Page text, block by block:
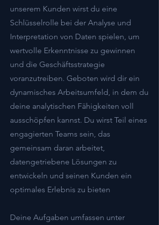
unserem Kunden wirst du eine
Schlüsselrolle bei der Analyse und
Interpretation von Daten spielen, um
wertvolle Erkenntnisse zu gewinnen
und die Geschäftsstrategie
voranzutreiben. Geboten wird dir ein
dynamisches Arbeitsumfeld, in dem du
deine analytischen Fähigkeiten voll
ausschöpfen kannst. Du wirst Teil eines
engagierten Teams sein, das
gemeinsam daran arbeitet,
datengetriebene Lösungen zu
entwickeln und seinen Kunden ein
optimales Erlebnis zu bieten
Deine Aufgaben umfassen unter